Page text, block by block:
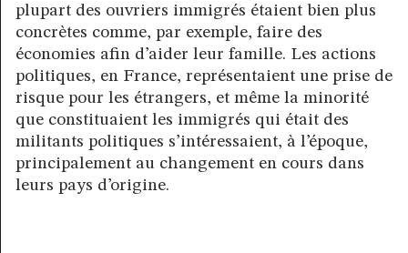
plupart des ouvriers immigrés étaient bien plus
concrètes comme, par exemple, faire des
économies afin d’aider leur famille. Les actions
politiques, en France, représentaient une prise de
risque pour les étrangers, et même la minorité
que constituaient les immigrés qui était des
militants politiques s’intéressaient, à l’époque,
principalement au changement en cours dans
leurs pays d’origine.